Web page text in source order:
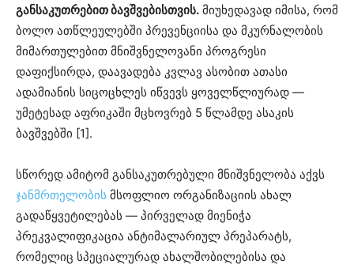
განსაკუთრებით ბავშვებისთვის. მიუხედავად იმისა, რომ
ბოლო ათწლეულებში პრევენციისა და მკურნალობის
მიმართულებით მნიშვნელოვანი პროგრესი
დაფიქსირდა, დაავადება კვლავ ასობით ათასი
ადამიანის სიცოცხლეს იწვევს ყოველწლიურად —
უმეტესად აფრიკაში მცხოვრებ 5 წლამდე ასაკის
ბავშვებში [1].
სწორედ ამიტომ განსაკუთრებული მნიშვნელობა აქვს
ჯანმრთელობის მსოფლიო ორგანიზაციის ახალ
გადაწყვეტილებას — პირველად მიენიჭა
პრეკვალიფიკაცია ანტიმალარიულ პრეპარატს,
რომელიც სპეციალურად ახალშობილებისა და